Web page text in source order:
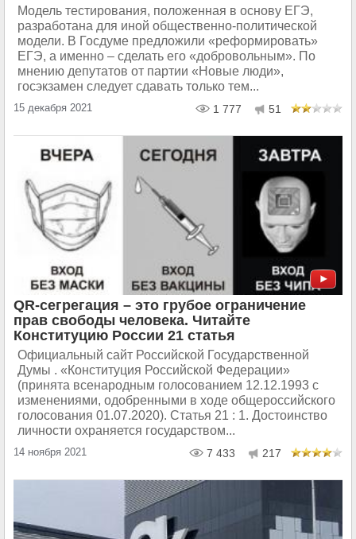
Модель тестирования, положенная в основу ЕГЭ,
разработана для иной общественно-политической
модели. В Госдуме предложили «реформировать»
ЕГЭ, а именно – сделать его «добровольным». По
мнению депутатов от партии «Новые люди»,
госэкзамен следует сдавать только тем...
15 декабря 2021 1 777 51
QR-сегрегация – это грубое ограничение
прав свободы человека. Читайте
Конституцию России 21 статья
Официальный сайт Российской Государственной
Думы . «Конституция Российской Федерации»
(принята всенародным голосованием 12.12.1993 с
изменениями, одобренными в ходе общероссийского
голосования 01.07.2020). Статья 21 : 1. Достоинство
личности охраняется государством...
14 ноября 2021 7 433 217